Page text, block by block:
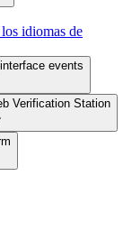
idiomas de
events
Verification Station